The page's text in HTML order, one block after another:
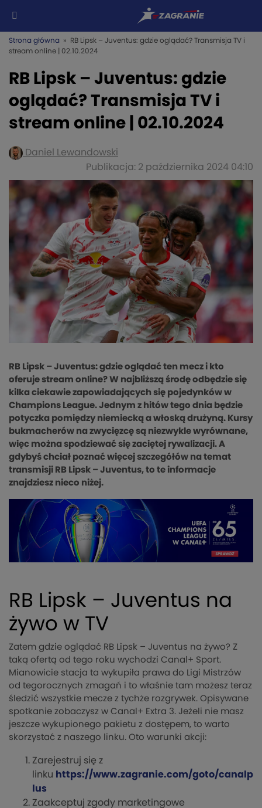
Strona główna » RB Lipsk – Juventus: gdzie oglądać? Transmisja TV i
stream online | 02.10.2024
RB Lipsk – Juventus: gdzie
oglądać? Transmisja TV i
stream online | 02.10.2024
Daniel Lewandowski
Publikacja: 2 października 2024 04:10
RB Lipsk – Juventus: gdzie oglądać ten mecz i kto
oferuje stream online? W najbliższą środę odbędzie się
kilka ciekawie zapowiadających się pojedynków w
Champions League. Jednym z hitów tego dnia będzie
potyczka pomiędzy niemiecką a włoską drużyną. Kursy
bukmacherów na zwycięzcę są niezwykle wyrównane,
więc można spodziewać się zaciętej rywalizacji. A
gdybyś chciał poznać więcej szczegółów na temat
transmisji RB Lipsk – Juventus, to te informacje
znajdziesz nieco niżej.
RB Lipsk – Juventus na
żywo w TV
Zatem gdzie oglądać RB Lipsk – Juventus na żywo? Z
taką ofertą od tego roku wychodzi Canal+ Sport.
Mianowicie stacja ta wykupiła prawa do Ligi Mistrzów
od tegorocznych zmagań i to właśnie tam możesz teraz
śledzić wszystkie mecze z tychże rozgrywek. Opisywane
spotkanie zobaczysz w Canal+ Extra 3. Jeżeli nie masz
jeszcze wykupionego pakietu z dostępem, to warto
skorzystać z naszego linku. Oto warunki akcji:
Zarejestruj się z
linku https://www.zagranie.com/goto/canalp
lus
Zaakceptuj zgody marketingowe